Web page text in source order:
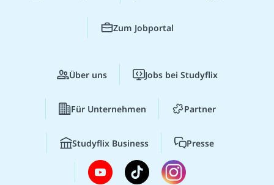
Zum Jobportal
Über uns Jobs bei Studyflix
Für Unternehmen Partner
Studyflix Business Presse